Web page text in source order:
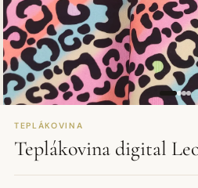
TEPLÁKOVINA
Teplákovina digital